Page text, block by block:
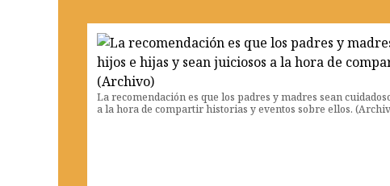
La recomendación es que los padres y madres sean
a la hora de compartir historias y eventos sobre ellos.